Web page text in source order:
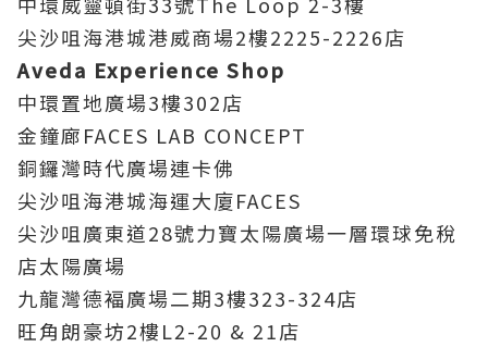
尖沙咀海港城港威商場2樓2225-2226店
Aveda Experience Shop
中環置地廣場3樓302店
金鐘廊FACES LAB CONCEPT
銅鑼灣時代廣場連卡佛
尖沙咀海港城海運大廈FACES
尖沙咀廣東道28號力寶太陽廣場一層環球免稅
店太陽廣場
九龍灣德褔廣場二期3樓323-324店
旺角朗豪坊2樓L2-20 & 21店